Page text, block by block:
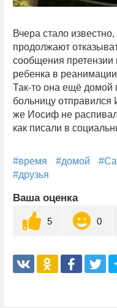
Вчера стало
продолжают
сообщения претензии
ребенка в
Так-то она ещё домой
больницу
же Иосиф не
как писали в
#время #домой
#друзья
Ваша оценка
5 0